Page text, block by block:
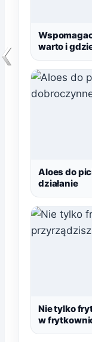
warto i
Aloes do
działanie
Nie tylko
w